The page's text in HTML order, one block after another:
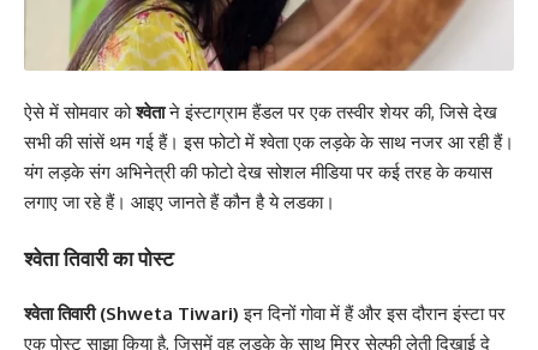
ऐसे में सोमवार कोश्वेताने इंस्टाग्राम हैंडल पर एक तस्वीर शेयर की, जिसे देख
सभी की सांसें थम गई हैं। इस फोटो में श्वेता एक लड़के के साथ नजर आ रही हैं।
यंग लड़के संग अभिनेत्री की फोटो देख सोशल मीडिया पर कई तरह के कयास
लगाए जा रहे हैं। आइए जानते हैं कौन है ये लडका।
श्वेता तिवारी का पोस्ट
श्वेता तिवारी (Shweta Tiwari)इन दिनों गोवा में हैं और इस दौरान इंस्टा पर
एक पोस्ट साझा किया है, जिसमें वह लड़के के साथ मिरर सेल्फी लेती दिखाई दे